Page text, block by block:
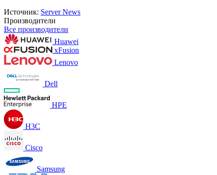
Источник: Server News
Производители
Все производители
Huawei
xFusion
Lenovo
Dell
HPE
H3C
Cisco
Samsung